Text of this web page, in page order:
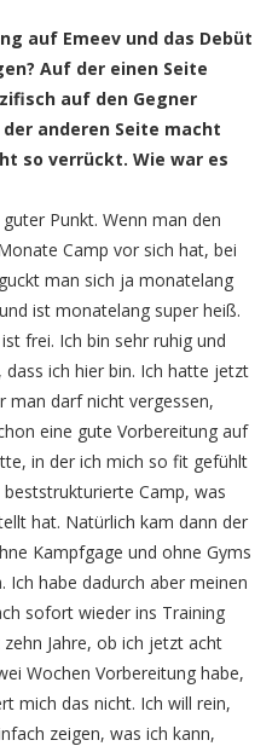
auf Emeev und das Debüt
Auf der einen Seite
auf den Gegner
anderen Seite macht
so verrückt. Wie war es
Punkt. Wenn man den
Camp vor sich hat, bei
man sich ja monatelang
ist monatelang super heiß.
frei. Ich bin sehr ruhig und
ich hier bin. Ich hatte jetzt
man darf nicht vergessen,
eine gute Vorbereitung auf
in der ich mich so fit gefühlt
Camp, was
hat. Natürlich kam dann der
Kampfgage und ohne Gyms
Ich habe dadurch aber meinen
sofort wieder ins Training
Jahre, ob ich jetzt acht
Wochen Vorbereitung habe,
mich das nicht. Ich will rein,
zeigen, was ich kann,